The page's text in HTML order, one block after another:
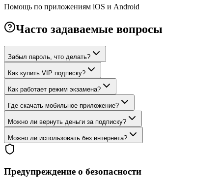
Помощь по приложениям iOS и Android
Часто задаваемые вопросы
Забыл пароль, что делать?
Как купить VIP подписку?
Как работает режим экзамена?
Где скачать мобильное приложение?
Можно ли вернуть деньги за подписку?
Можно ли использовать без интернета?
Предупреждение о безопасности